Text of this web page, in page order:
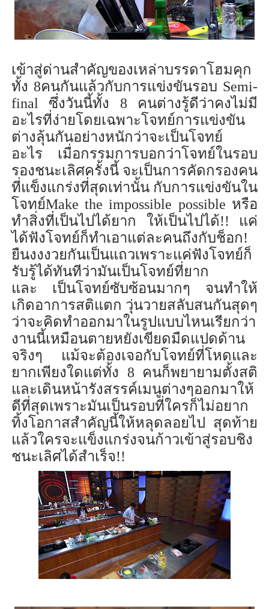
เข้าสู่ด่านสำคัญของเหล่าบรรดาโฮมคุก
ทั้ง 8คนกันแล้วกับการแข่งขันรอบ Semi-
final
ซึ่งวันนี้ทั้ง 8 คนต่างรู้ดีว่าคงไม่มี
อะไรที่ง่ายโดยเฉพาะโจทย์การแข่งขัน
ต่างลุ้นกันอย่างหนักว่าจะเป็นโจทย์
อะไร เมื่อกรรมการบอกว่าโจทย์ในรอบ
รองชนะเลิศครั้งนี้ จะเป็นการคัดกรองคน
ที่แข็งแกร่งที่สุดเท่านัน กับการแข่งขันใน
โจทย์Make the impossible possible หรือ
ทสิ่งที่เป็นไปได้ยาก ให้เป็นไปได้!!
แค่
ได้ฟังโจทย์ก็ทำเอาแต่ละคนถึงกับช็อก!
ยืนงงงวยกันเป็นแถวเพราะแค่ฟังโจทย์ก็
รับรู้ได้ทันทีว่ามันเป็นโจทย์ที่ยาก
และ เป็นโจทย์ซับซ้อนมากๆ
จนทำให้
เกิดอาการสติแตก วุ่นวายสลับสนกันสุดๆ
ว่าจะคิดทำออกมาในรูปแบบไหนเรียกว่า
งานนี้เหมือนตายหยังเขียดมืดแปดด้าน
จริงๆ แม้จะต้องเจอกับโจทย์ที่โหดและ
ยากเพียงใดแต่ทั้ง 8 คนก็พยายามตั้งสติ
และเดินหน้ารังสรรค์เมนูต่างๆออกมาให้
ดีที่สุดเพราะมันเป็นรอบที่ใครก็ไม่อยาก
ทิ้งโอกาสสำคัญนี้ให้หลุดลอยไป สุดท้าย
แล้วใครจะแข็งแกร่งจนก้าวเข้าสูรอบชิง
ชนะเลิศได้สเร็จ!!